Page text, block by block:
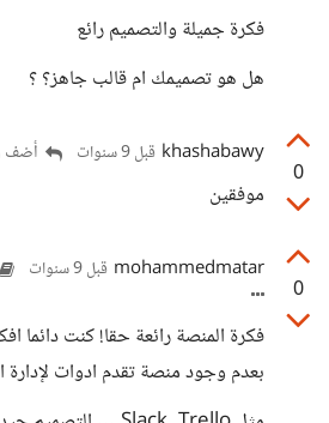
فكرة جميلة والتصميم رائع
هل هو تصميمك ام قالب جاهز؟ ؟
0
khashabawy قبل 9 سنوات أضف
موفقين
0
mohammedmatar قبل 9 سنوات
فكرة المنصة رائعة حقا! كنت دائما
بعدم وجود منصة تقدم ادوات